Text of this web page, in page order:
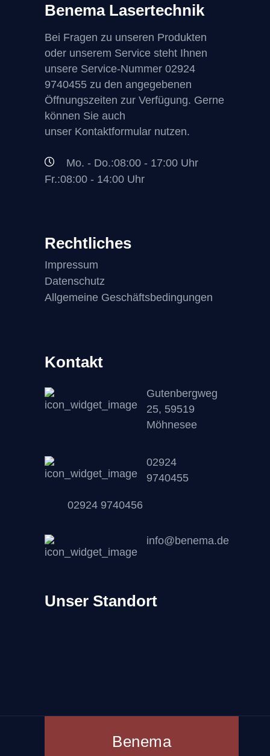
Benema Lasertechnik
Bei Fragen zu unseren Produkten
oder unserem Service steht Ihnen
unsere Service-Nummer 02924
9740455 zu den angegebenen
Öffnungszeiten zur Verfügung. Gerne
können Sie auch
unser Kontaktformular nutzen.
Mo. - Do.:08:00 - 17:00 Uhr
Fr.:08:00 - 14:00 Uhr
Rechtliches
Impressum
Datenschutz
Allgemeine Geschäftsbedingungen
Kontakt
Gutenbergweg
25, 59519
Möhnesee
02924
9740455
02924 9740456
info@benema.de
Unser Standort
Benema